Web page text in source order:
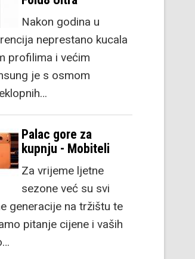
Nakon godina u
neprestano kucala
profilima i većim
je s osmom
Palac gore za
kupnju - Mobiteli
Za vrijeme ljetne
sezone već su svi
generacije na tržištu te
pitanje cijene i vaših